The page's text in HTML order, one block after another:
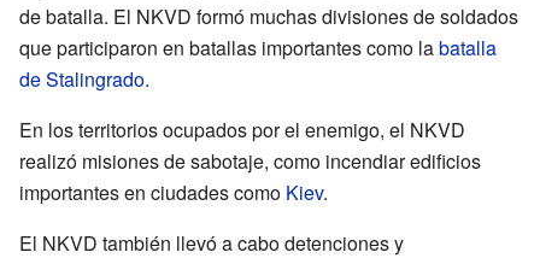
de batalla. El NKVD formó muchas divisiones de soldados
que participaron en batallas importantes como labatalla
de Stalingrado.
En los territorios ocupados por el enemigo, el NKVD
realizó misiones de sabotaje, como incendiar edificios
importantes en ciudades como Kiev.
El NKVD también llevó a cabo detenciones y